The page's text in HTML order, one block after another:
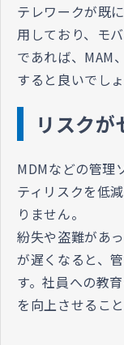
テレワークが既
用しており、モ
であれば、MAM
すると良いでしょ
リスク
MDMなどの管理
ティリスクを低
りません。
紛失や盗難があ
が遅くなると、
す。社員への教
を向上させるこ